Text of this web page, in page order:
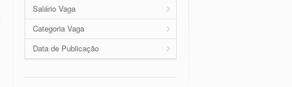
Salário Vaga
Categoria Vaga
Data de Publicação